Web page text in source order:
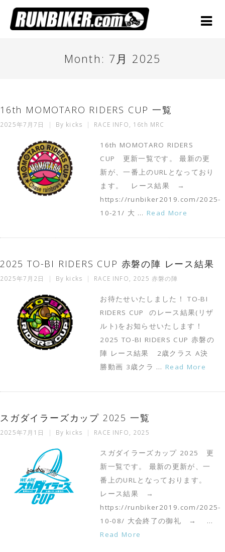
Month: 7月 2025
16th MOMOTARO RIDERS CUP 一覧
2025年7月7日 By kicks RACE INFO 16th MRC
16th MOMOTARO RIDERS
CUP 更新一覧です。 最新の更
新が、一番上のURLとなっており
ます。 レース結果 →
https://runbiker2019.com/2025-
10-21/ 大 … Read More
2025 TO-BI RIDERS CUP 赤磐の陣 レース結果
2025年7月2日 By kicks RACE INFO 2025 赤磐の陣
お待たせいたしました！ TO-BI
RIDERS CUP のレース結果(リザ
ルト)をお知らせいたします！
2025 TO-BI RIDERS CUP 赤磐の
陣 レース結果 2歳クラス A決
勝動画 3歳クラ … Read More
スガダイラーズカップ 2025 一覧
2025年7月1日 By kicks RACE INFO 2025
スガダイラーズカップ 2025 更
新一覧です。 最新の更新が、一
番上のURLとなっております。
レース結果 →
https://runbiker2019.com/2025-
10-08/ 大会終了の御礼 → …
Read More